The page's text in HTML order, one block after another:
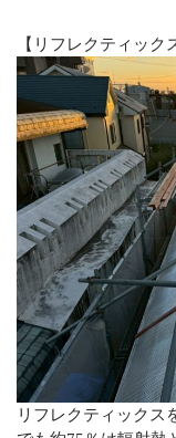
【リフレクティック
リフレクティックス